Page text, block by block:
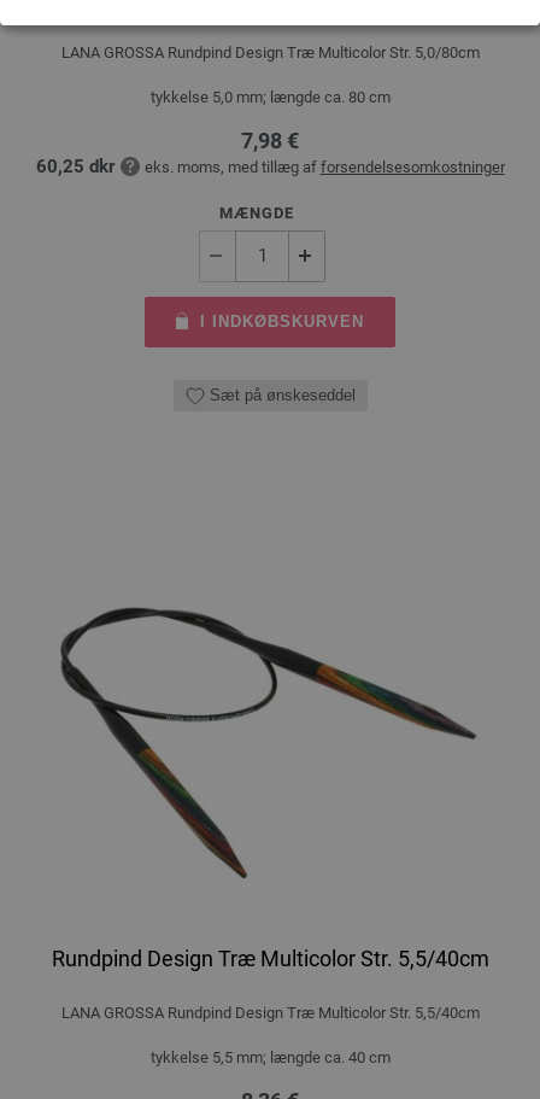
LANA GROSSA Rundpind Design Træ Multicolor Str. 5,0/80cm
tykkelse 5,0 mm; længde ca. 80 cm
7,98 €
60,25 dkr eks. moms, med tillæg af forsendelsesomkostninger
MÆNGDE
I INDKØBSKURVEN
Sæt på ønskeseddel
Rundpind Design Træ Multicolor Str. 5,5/40cm
LANA GROSSA Rundpind Design Træ Multicolor Str. 5,5/40cm
tykkelse 5,5 mm; længde ca. 40 cm